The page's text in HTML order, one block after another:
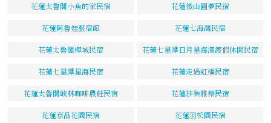
花蓮太魯閣小魚的家民宿 花蓮後山圓夢民宿
花蓮阿魯娃藝宿館 花蓮七海灣民宿
花蓮太魯閣樺城民宿 花蓮七星潭日月星海濱渡假休閒民宿
花蓮七星潭星海民宿 花蓮走過虹橋民宿
花蓮太魯閣峽林咖啡農莊民宿 花蓮莎集雅築民宿
花蓮京品花園民宿 花蓮羽松園民宿